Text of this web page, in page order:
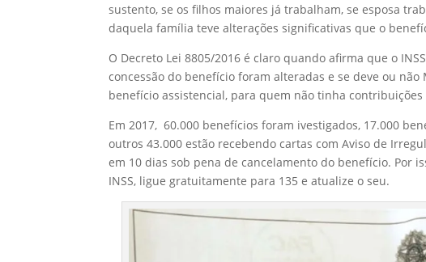
sustento, se os filhos maiores já trabalham, se esposa
daquela família teve alterações significativas que o
O Decreto Lei 8805/2016 é claro quando afirma que o
concessão do benefício foram alteradas e se deve ou não
benefício assistencial, para quem não tinha
Em 2017, 60.000 benefícios foram ivestigados, 17.000
outros 43.000 estão recebendo cartas com Aviso de
em 10 dias sob pena de cancelamento do benefício. Por
INSS, ligue gratuitamente para 135 e atualize o seu.